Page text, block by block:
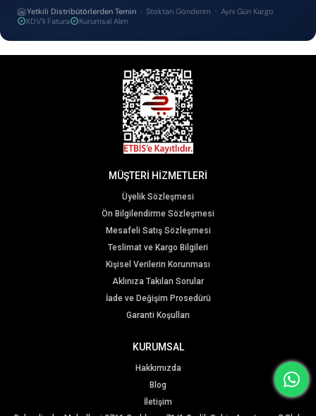
Yetkili Distribütörlerden Temin · Stoktan Gönderim · Aynı Gün Kargo
KDV'li Fatura
Kurumsal Alım
MÜŞTERİ HİZMETLERİ
Üyelik Sözleşmesi
Ön Bilgilendirme Sözleşmesi
Mesafeli Satış Sözleşmesi
Teslimat ve Kargo Bilgileri
Kişisel Verilerin Korunması
Aklınıza Takılan Sorular
İade ve Değişim Prosedürü
Garanti Koşulları
KURUMSAL
Hakkımızda
Blog
İletişim